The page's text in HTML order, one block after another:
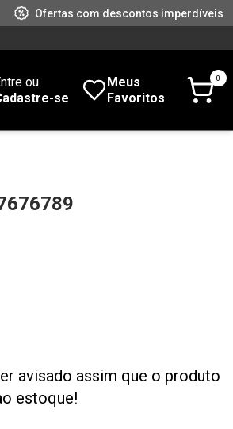
Ofertas com descontos imperdíveis
ou
se
Meus
Favoritos
0
avisado assim que o produto
estoque!